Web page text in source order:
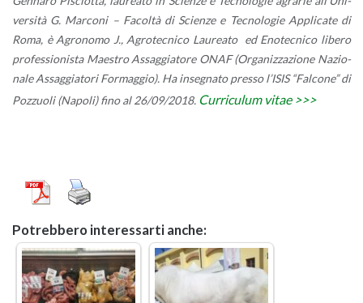
ver­si­tà G. Mar­co­ni – Fa­col­tà di Scien­ze e Tec­no­lo­gie Ap­pli­ca­te di
Roma, è Agro­no­mo J., Agro­tec­ni­co Lau­rea­to ed Eno­tec­ni­co li­be­ro
pro­fes­sio­ni­sta Mae­stro As­sag­gia­to­re ONAF (Or­ga­niz­za­zio­ne Na­zio­
na­le As­sag­gia­to­ri For­mag­gio). Ha in­se­gna­to pres­so l’I­SIS “Fal­co­ne” di
Poz­zuo­li (Na­po­li) fino al 26/09/2018. Cur­ri­cu­lum vitae >>>
Po­treb­be­ro in­te­res­sar­ti anche: